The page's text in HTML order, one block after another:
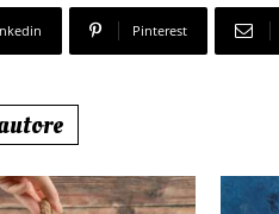
Pinterest